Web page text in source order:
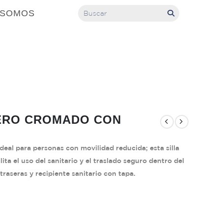
CROMADO CON
para personas con movilidad reducida; esta silla
el uso del sanitario y el traslado seguro dentro del
y recipiente sanitario con tapa.